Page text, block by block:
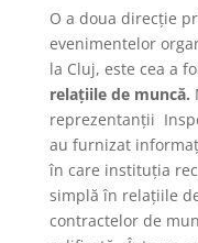
O a doua direcție
evenimentelor
la Cluj, este cea a
relațiile de muncă.
reprezentanții
au furnizat
în care instituția
simplă în relațiile
contractelor de